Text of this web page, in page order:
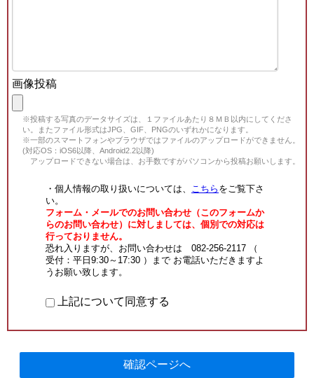
画像投稿
※投稿する写真のデータサイズは、１ファイルあたり８ＭＢ以内にしてくださ
い。またファイル形式はJPG、GIF、PNGのいずれかになります。
※一部のスマートフォンやブラウザではファイルのアップロードができません。
(対応OS：iOS6以降、Android2.2以降)
アップロードできない場合は、お手数ですがパソコンから投稿お願いします。
・個人情報の取り扱いについては、 こちら をご覧下さ
い。
フォーム・メールでのお問い合わせ（このフォームか
らのお問い合わせ）に対しましては、個別での対応は
行っておりません。
恐れ入りますが、お問い合わせは 082-256-2117 （
受付：平日9:30～17:30 ）まで お電話いただきますよ
うお願い致します。
上記について同意する
確認ページへ